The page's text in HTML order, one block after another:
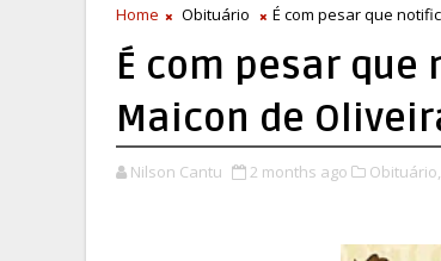
Home Obituário É com pesar que
É com pesar
Maicon de
Nilson Cantu 2 months ago Obituário,